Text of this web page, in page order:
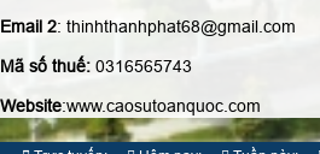
Email 2: thinhthanhphat68@gmail.com
Mã số thuế: 0316565743
Website:www.caosutoanquoc.com